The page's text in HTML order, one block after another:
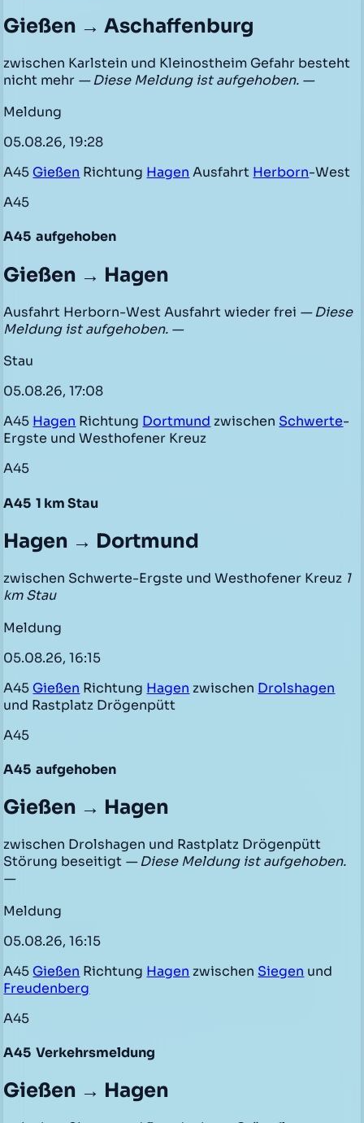
Gießen → Aschaffenburg
zwischen Karlstein und Kleinostheim Gefahr besteht
nicht mehr — Diese Meldung ist aufgehoben. —
Meldung
05.08.26, 19:28
A45 Gießen Richtung Hagen Ausfahrt Herborn-West
A45
A45 aufgehoben
Gießen → Hagen
Ausfahrt Herborn-West Ausfahrt wieder frei — Diese
Meldung ist aufgehoben. —
Stau
05.08.26, 17:08
A45 Hagen Richtung Dortmund zwischen Schwerte-
Ergste und Westhofener Kreuz
A45
A45 1 km Stau
Hagen → Dortmund
zwischen Schwerte-Ergste und Westhofener Kreuz 1
km Stau
Meldung
05.08.26, 16:15
A45 Gießen Richtung Hagen zwischen Drolshagen
und Rastplatz Drögenpütt
A45
A45 aufgehoben
Gießen → Hagen
zwischen Drolshagen und Rastplatz Drögenpütt
Störung beseitigt — Diese Meldung ist aufgehoben.
—
Meldung
05.08.26, 16:15
A45 Gießen Richtung Hagen zwischen Siegen und
Freudenberg
A45
A45 Verkehrsmeldung
Gießen → Hagen